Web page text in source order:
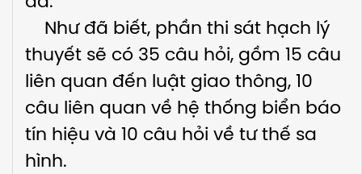
Như đã biết, phần thi sát hạch lý
thuyết sẽ có 35 câu hỏi, gồm 15 câu
liên quan đến luật giao thông, 10
câu liên quan về hệ thống biển báo
tín hiệu và 10 câu hỏi về tư thế sa
hình.